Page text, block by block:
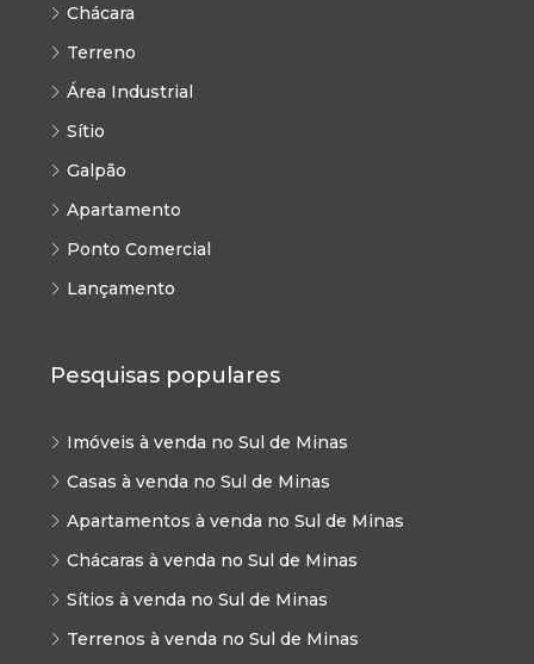
Chácara
Terreno
Área Industrial
Sítio
Galpão
Apartamento
Ponto Comercial
Lançamento
Pesquisas populares
Imóveis à venda no Sul de Minas
Casas à venda no Sul de Minas
Apartamentos à venda no Sul de Minas
Chácaras à venda no Sul de Minas
Sítios à venda no Sul de Minas
Terrenos à venda no Sul de Minas